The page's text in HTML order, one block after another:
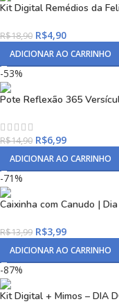
Kit Digital Remédios da
R$18,90 R$4,90
ADICIONAR AO CARRINHO
-53%
Pote Reflexão 365
R$14,90 R$6,99
ADICIONAR AO CARRINHO
-71%
Caixinha com Canudo |
R$13,99 R$3,99
ADICIONAR AO CARRINHO
-87%
Kit Digital + Mimos – DIA